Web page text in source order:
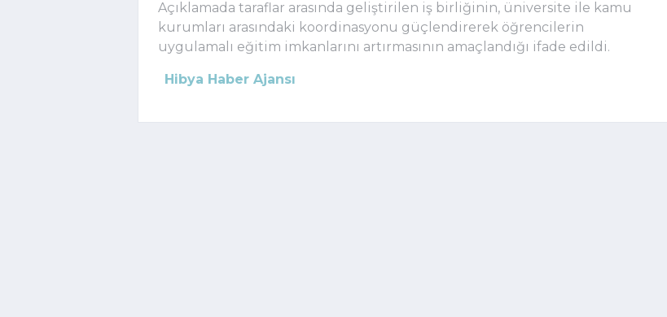
Açıklamada taraflar arasında geliştirilen iş birliğinin, üniversite ile kamu
kurumları arasındaki koordinasyonu güçlendirerek öğrencilerin
uygulamalı eğitim imkanlarını artırmasının amaçlandığı ifade edildi.
Hibya Haber Ajansı